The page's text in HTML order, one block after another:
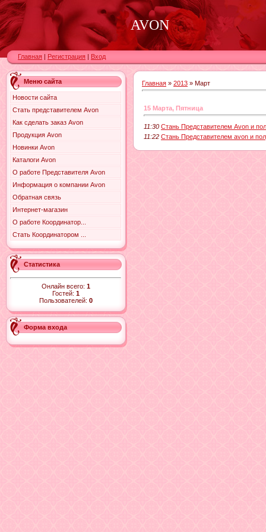
AVON
Главная | Регистрация | Вход
Меню сайта
Новости сайта
Стать представителем Avon
Как сделать заказ Avon
Продукция Avon
Новинки Avon
Каталоги Avon
О работе Представителя Avon
Информация о компании Avon
Обратная связь
Интернет-магазин
О работе Координатор...
Стать Координатором ...
Статистика
Онлайн всего: 1
Гостей: 1
Пользователей: 0
Форма входа
Главная » 2013 » Март
15 Марта, Пятница
11:30 Стань Представителем Avon и
11:22 Стань Представителем avon и